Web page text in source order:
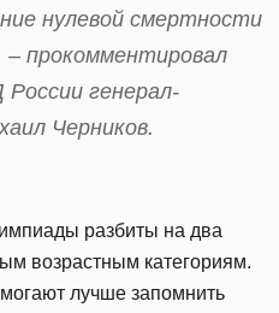
нулевой смертности
– прокомментировал
генерал-
Черников.
разбиты на два
возрастным категориям.
лучше запомнить